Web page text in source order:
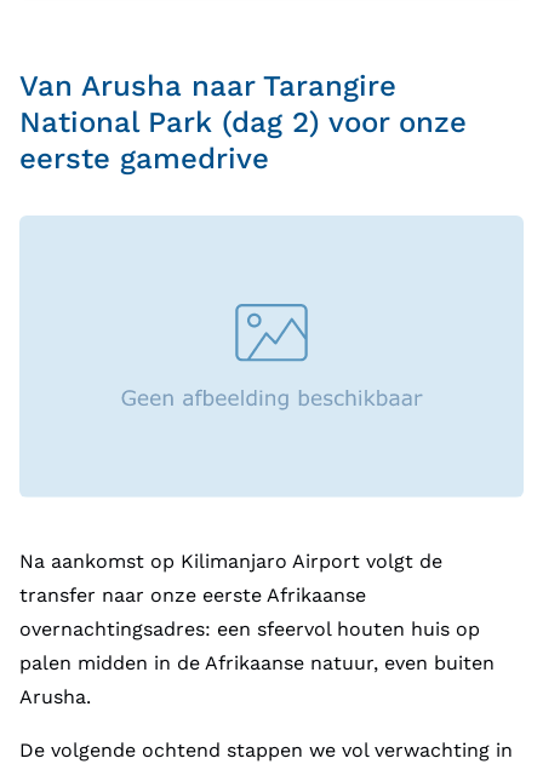
Van Arusha naar Tarangire
National Park (dag 2) voor onze
eerste gamedrive
Na aankomst op Kilimanjaro Airport volgt de
transfer naar onze eerste Afrikaanse
overnachtingsadres: een sfeervol houten huis op
palen midden in de Afrikaanse natuur, even buiten
Arusha.
De volgende ochtend stappen we vol verwachting in